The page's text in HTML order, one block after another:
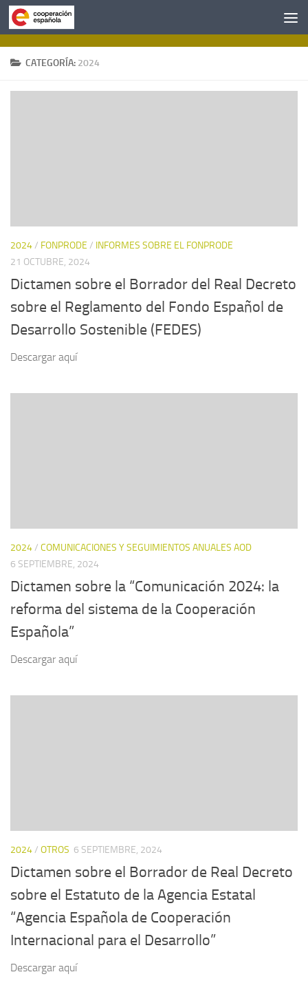
Saltar al contenido
CATEGORÍA: 2024
2024/ FONPRODE / INFORMES SOBRE EL FONPRODE
21 OCTUBRE, 2024
Dictamen sobre el Borrador del Real Decreto
sobre el Reglamento del Fondo Español de
Desarrollo Sostenible (FEDES)
Descargar aquí
2024/ COMUNICACIONES Y SEGUIMIENTOS ANUALES AOD
6 SEPTIEMBRE, 2024
Dictamen sobre la “Comunicación 2024: la
reforma del sistema de la Cooperación
Española”
Descargar aquí
2024/ OTROS 6 SEPTIEMBRE, 2024
Dictamen sobre el Borrador de Real Decreto
sobre el Estatuto de la Agencia Estatal
“Agencia Española de Cooperación
Internacional para el Desarrollo”
Descargar aquí